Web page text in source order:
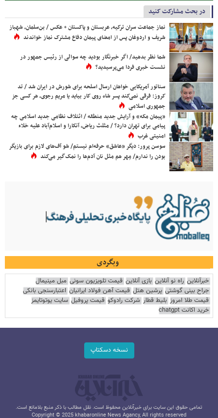
در بحث مشارکت کنید
نماز جماعت سران ترکیه، عربستان و پاکستان + عکس / بن‌سلمان، شهباز
شریف و اردوغان پس از امضای پیمان دفاع مشترک نماز خواندند
شما نظر بدهید/ اگر خبرنگار بودید چه سوالی از رئیس جمهور در
نشست خبری فردا می‌پرسیدید؟
سناتور آمریکایی خواهان ارسال اسلحه برای شورش در ایران شد / تد
کروز: فرقی نمی‌کند پسر شاه روی کار بیاید یا مریم رجوی، هر کسی جز
جمهوری اسلامی
«پیمان مکه» و آرایش جدید منطقه / ائتلاف نظامی جدید اسلامی چه
پیامی برای تهران دارد؟ / مثلث ریاض، آنکارا و اسلام‌آباد علیه خلاء
امنیتی غرب
سوسن پرور: دیگر «عاشق» حرفه‌ام نیستم/ شو آف‌های لازم برای بازیگر
بودن را ندارم/ مِهر هم مثل نان آدم‌ها را نمک‌گیر می‌کند
وبگردی
خبرآنلاین راه نو آنلاین بازی آنلاین قیمت تلویزیون سونی مبل مینیمال
جراح بینی گوشتی پرشین هتل قیمت آهن فولاد ایرانیان اعتبارسنجی بانکی
قیمت طلا امروز بلیط قطار شرکت رادوکو قیمت پروفیل سایت یوتوتایمز
خرید اکانت chatgpt
نسخه دسکتاپ
تمامی حقوق این سایت برای خبرآنلاین محفوظ است. نقل مطالب با ذکر منبع بلامانع است.
Copyright © 2025 khabaronline News Agancy, All rights reserved